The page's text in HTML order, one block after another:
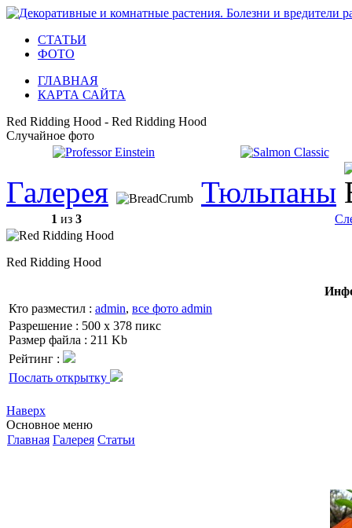
СТАТЬИ
ФОТО
ГЛАВНАЯ
КАРТА САЙТА
Red Ridding Hood - Red Ridding Hood
Случайное фото
Галерея Тюльпаны
1 из 3
Red Ridding Hood
Кто разместил : admin, все фото admin
Разрешение : 500 x 378 пикс
Размер файла : 211 Kb
Рейтинг :
Послать открытку
Наверх
Основное меню
Главная Галерея Статьи